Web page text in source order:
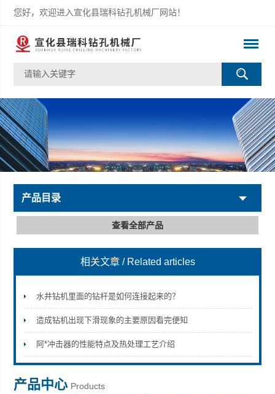
您好，欢迎进入宣化县瑞科钻孔机械厂网站！
宣化县瑞科钻孔机械厂
产品目录
查看全部产品
相关文章 / Related articles
水井钻机里面的钻杆是如何连接起来的？
造成钻机出现下滑现象的主要原因看完便知
阿*冲击器的性能特点及热处理工艺介绍
产品中心 Products